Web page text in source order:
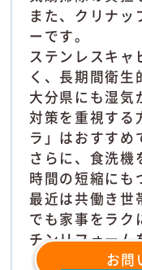
また、クリナッ
ーです。
ステンレスキャ
く、長期間衛生
大分県にも湿気
対策を重視する
ラ」はおすすめ
さらに、食洗機
時間の短縮にも
最近は共働き世
でも家事をラク
チンリフォーム
お問い